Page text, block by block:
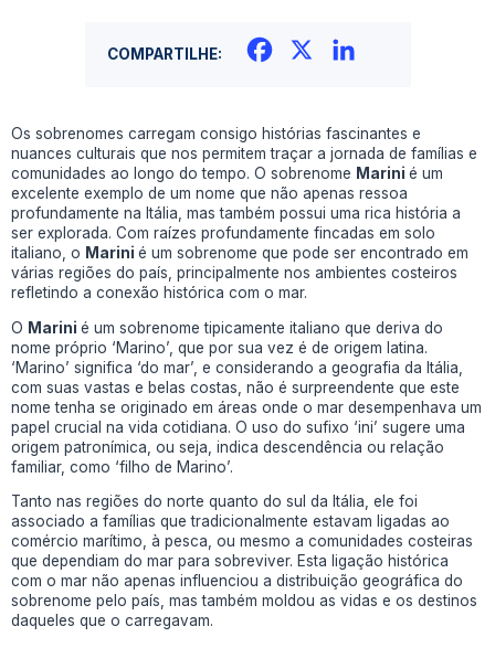
COMPARTILHE: Facebook
Os sobrenomes carregam consigo histórias fascinantes e
nuances culturais que nos permitem traçar a jornada de famílias e
comunidades ao longo do tempo. O sobrenome Marinié um
excelente exemplo de um nome que não apenas ressoa
profundamente na Itália, mas também possui uma rica história a
ser explorada. Com raízes profundamente fincadas em solo
italiano, o Marinié um sobrenome que pode ser encontrado em
várias regiões do país, principalmente nos ambientes costeiros
refletindo a conexão histórica com o mar.
O Marinié um sobrenome tipicamente italiano que deriva do
nome próprio ‘Marino’, que por sua vez é de origem latina.
‘Marino’ significa ‘do mar’, e considerando a geografia da Itália,
com suas vastas e belas costas, não é surpreendente que este
nome tenha se originado em áreas onde o mar desempenhava um
papel crucial na vida cotidiana. O uso do sufixo ‘ini’ sugere uma
origem patronímica, ou seja, indica descendência ou relação
familiar, como ‘filho de Marino’.
Tanto nas regiões do norte quanto do sul da Itália, ele foi
associado a famílias que tradicionalmente estavam ligadas ao
comércio marítimo, à pesca, ou mesmo a comunidades costeiras
que dependiam do mar para sobreviver. Esta ligação histórica
com o mar não apenas influenciou a distribuição geográfica do
sobrenome pelo país, mas também moldou as vidas e os destinos
daqueles que o carregavam.